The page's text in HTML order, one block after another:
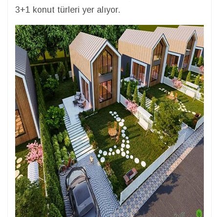
3+1 konut türleri yer alıyor.